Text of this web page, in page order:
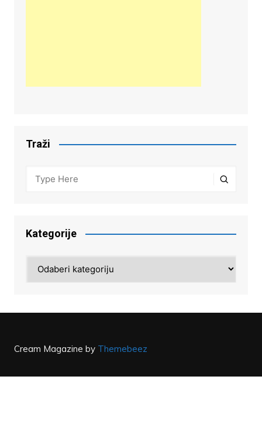
Traži
Kategorije
Cream Magazine by Themebeez